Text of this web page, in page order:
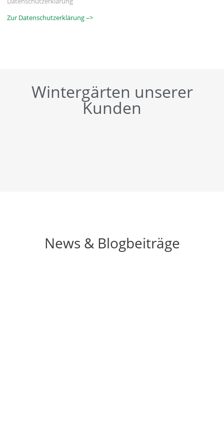
Zur Datenschutzerklärung –>
Wintergärten unserer
Kunden
News & Blogbeiträge